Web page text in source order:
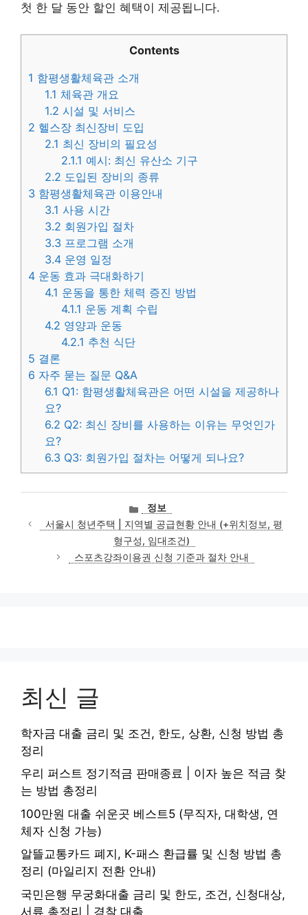
첫 한 달 동안 할인 혜택이 제공됩니다.
Contents
1 함평생활체육관 소개
1.1 체육관 개요
1.2 시설 및 서비스
2 헬스장 최신장비 도입
2.1 최신 장비의 필요성
2.1.1 예시: 최신 유산소 기구
2.2 도입된 장비의 종류
3 함평생활체육관 이용안내
3.1 사용 시간
3.2 회원가입 절차
3.3 프로그램 소개
3.4 운영 일정
4 운동 효과 극대화하기
4.1 운동을 통한 체력 증진 방법
4.1.1 운동 계획 수립
4.2 영양과 운동
4.2.1 추천 식단
5 결론
6 자주 묻는 질문 Q&A
6.1 Q1: 함평생활체육관은 어떤 시설을 제공하나
요?
6.2 Q2: 최신 장비를 사용하는 이유는 무엇인가
요?
6.3 Q3: 회원가입 절차는 어떻게 되나요?
카
테
고
리
정보
서울시 청년주택 | 지역별 공급현황 안내 (+위치정보, 평
형구성, 임대조건)
스포츠강좌이용권 신청 기준과 절차 안내
최신 글
학자금 대출 금리 및 조건, 한도, 상환, 신청 방법 총
정리
우리 퍼스트 정기적금 판매종료 | 이자 높은 적금 찾
는 방법 총정리
100만원 대출 쉬운곳 베스트5 (무직자, 대학생, 연
체자 신청 가능)
알뜰교통카드 폐지, K-패스 환급률 및 신청 방법 총
정리 (마일리지 전환 안내)
국민은행 무궁화대출 금리 및 한도, 조건, 신청대상,
서류 총정리 | 경찰 대출